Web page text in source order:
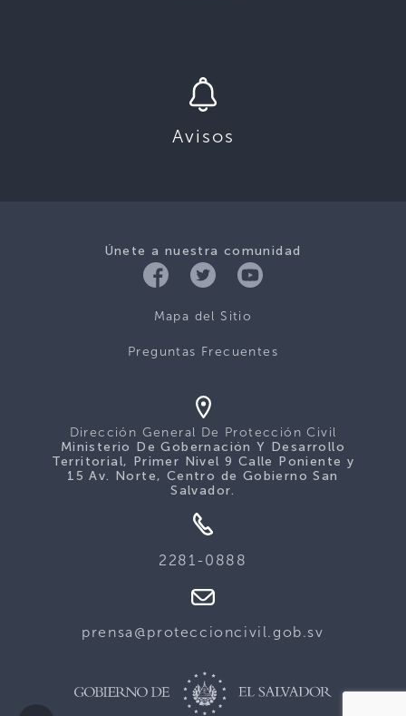
Avisos
Únete a nuestra comunidad
Mapa del Sitio
Preguntas Frecuentes
Dirección General De Protección Civil
Ministerio De Gobernación Y Desarrollo
Territorial, Primer Nivel 9 Calle Poniente y
15 Av. Norte, Centro de Gobierno San
Salvador.
2281-0888
prensa@proteccioncivil.gob.sv